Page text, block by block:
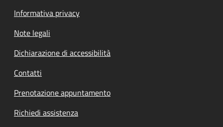
Informativa privacy
Note legali
Dichiarazione di accessibilità
Contatti
Prenotazione appuntamento
Richiedi assistenza